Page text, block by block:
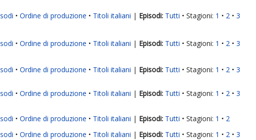
Ordine di produzione Titoli italiani | Tutti Stagioni: 1 2
3
Ordine di produzione Titoli italiani | Tutti Stagioni: 1 2
3
Ordine di produzione Titoli italiani | Tutti Stagioni: 1 2
3
Ordine di produzione Titoli italiani | Tutti Stagioni: 1 2
3
Ordine di produzione Titoli italiani | Tutti Stagioni: 1
2
Ordine di produzione Titoli italiani | Tutti Stagioni: 1 2
3